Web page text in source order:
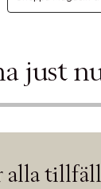
just
alla